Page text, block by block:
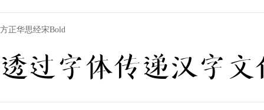
方正华思经宋Bold
透过字体传递汉字文